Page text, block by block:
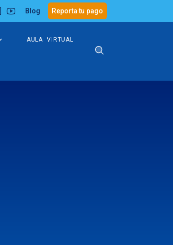
Blog Reporta tu pago
AULA VIRTUAL